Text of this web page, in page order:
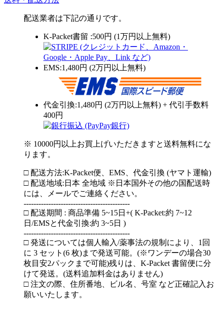
配送業者は下記の通りです。
K-Packet書留 :500円 (1万円以上無料)
EMS:1,480円 (2万円以上無料)
代金引換:1,480円 (2万円以上無料) + 代引手数料
400円
※ 10000円以上お買上げいただきますと送料無料にな
ります。
□ 配送方法:K-Packet便、EMS、代金引換 (ヤマト運輸)
□ 配送地域:日本 全地域 ※日本国外その他の国配送時
には、メールでご連絡ください。
-------------------------------------------
□ 配送期間 : 商品準備 5~15日+( K-Packet:約 7~12
日/EMSと代金引換:約 3~5日 )
-------------------------------------------
□ 発送については個人輸入/薬事法の規制により、1回
に 3 セット(6 枚)まで発送可能。(※ワンデーの場合30
枚目安2パックまで可能)残りは、K-Packet 書留便に分
けて発送。(送料追加料金はありません)
□ 注文の際、住所番地、ビル名、号室 など正確記入お
願いいたします。